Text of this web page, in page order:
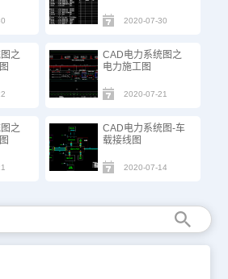
2020-07-30
之
CAD电力系统图之
电力施工图
2020-07-21
之
CAD电力系统图-车
载接线图
2020-07-14